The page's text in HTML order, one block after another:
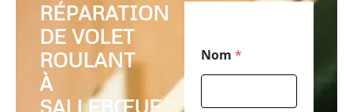
RÉPARATION
DE VOLET
ROULANT
À
Nom *